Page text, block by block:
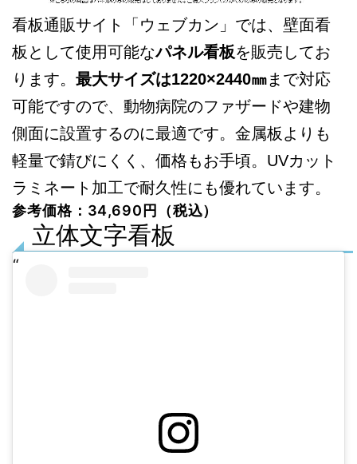
看板通販サイト「ウェブカン」では、壁面看
板として使用可能なパネル看板を販売してお
ります。 最大サイズは1220×2440㎜まで対応
可能ですので、動物病院のファザードや建物
側面に設置するのに最適です。金属板よりも
軽量で錆びにくく、価格もお手頃。UVカット
ラミネート加工で耐久性にも優れています。
参考価格：34,690円（税込）
立体文字看板